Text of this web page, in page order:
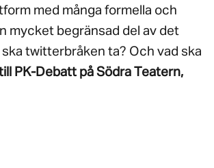
med många formella och
mycket begränsad del av det
twitterbråken ta? Och vad ska
PK-Debatt på Södra Teatern,